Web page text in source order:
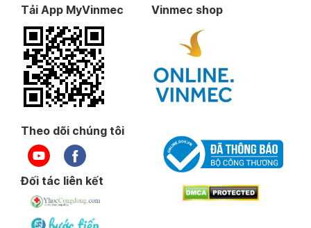
Tải App MyVinmec Vinmec shop
Theo dõi chúng tôi
Đối tác liên kết